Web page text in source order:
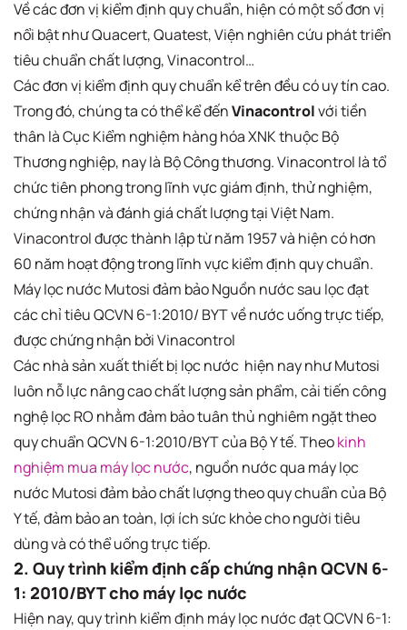
Về các đơn vị kiểm định quy chuẩn, hiện có một số đơn vị
nổi bật như Quacert, Quatest, Viện nghiên cứu phát triển
tiêu chuẩn chất lượng, Vinacontrol…
Các đơn vị kiểm định quy chuẩn kể trên đều có uy tín cao.
Trong đó, chúng ta có thể kể đếnVinacontrolvới tiền
thân là Cục Kiểm nghiệm hàng hóa XNK thuộc Bộ
Thương nghiệp, nay là Bộ Công thương. Vinacontrol là tổ
chức tiên phong trong lĩnh vực giám định, thử nghiệm,
chứng nhận và đánh giá chất lượng tại Việt Nam.
Vinacontrol được thành lập từ năm 1957 và hiện có hơn
60 năm hoạt động trong lĩnh vực kiểm định quy chuẩn.
Máy lọc nước Mutosi đảm bảo Nguồn nước sau lọc đạt
các chỉ tiêu QCVN 6-1:2010/ BYT về nước uống trực tiếp,
được chứng nhận bởi Vinacontrol
Các nhà sản xuất thiết bị lọc nước hiện nay như Mutosi
luôn nỗ lực nâng cao chất lượng sản phẩm, cải tiến công
nghệ lọc RO nhằm đảm bảo tuân thủ nghiêm ngặt theo
quy chuẩn QCVN 6-1:2010/BYT của Bộ Y tế. Theokinh
nghiệm mua máy lọc nước, nguồn nước qua máy lọc
nước Mutosi đảm bảo chất lượng theo quy chuẩn của Bộ
Y tế, đảm bảo an toàn, lợi ích sức khỏe cho người tiêu
dùng và có thể uống trực tiếp.
2. Quy trình kiểm định cấp chứng nhận QCVN 6-
1: 2010/BYT cho máy lọc nước
Hiện nay, quy trình kiểm định máy lọc nước đạt QCVN 6-1: